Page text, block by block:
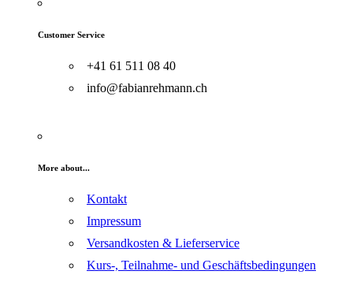
Customer Service
+41 61 511 08 40
info@fabianrehmann.ch
More about...
Kontakt
Impressum
Versandkosten & Lieferservice
Kurs-, Teilnahme- und Geschäftsbedingungen